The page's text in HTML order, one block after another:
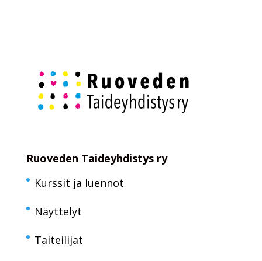
Ruoveden Taideyhdistys ry
Kurssit ja luennot
Näyttelyt
Taiteilijat